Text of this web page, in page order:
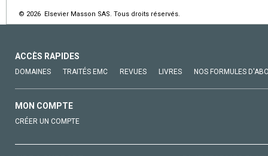
© 2026 Elsevier Masson SAS. Tous droits réservés.
ACCÈS RAPIDES
DOMAINES TRAITÉS EMC REVUES LIVRES NOS FORMULES
MON COMPTE
CRÉER UN COMPTE